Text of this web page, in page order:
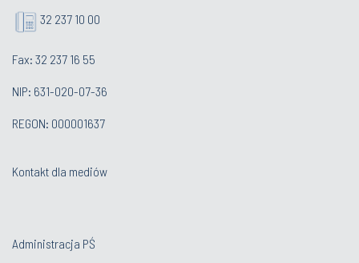
32 237 10 00
Fax: 32 237 16 55
NIP: 631-020-07-36
REGON: 000001637
Kontakt dla mediów
Administracja PŚ